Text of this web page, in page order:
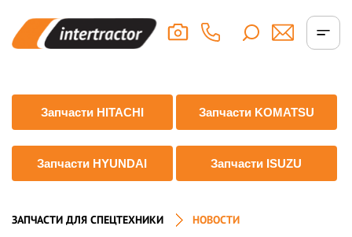
Запчасти HITACHI Запчасти KOMATSU
Запчасти HYUNDAI Запчасти ISUZU
ЗАПЧАСТИ ДЛЯ СПЕЦТЕХНИКИ НОВОСТИ